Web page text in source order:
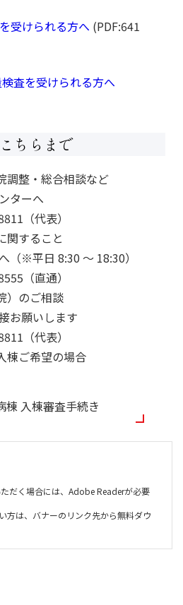
受けられる方へ (PDF:641
査を受けられる方へ
ちらまで
調整・総合相談など
ターへ
（代表）
関すること
（※平日 8:30 ～ 18:30）
（直通）
）のご相談
お願いします
（代表）
棟ご希望の場合
棟 入棟審査手続き
だく場合には、Adobe Readerが必要
方は、バナーのリンク先から無料ダウ